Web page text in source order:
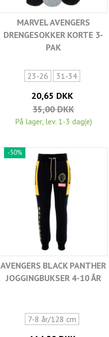
MARVEL AVENGERS
DRENGESOKKER KORTE 3-
PAK
23-26 31-34
20,65 DKK
35,00 DKK
På lager, lev. 1-3 dag(e)
-50%
AVENGERS BLACK PANTHER
JOGGINGBUKSER 4-10 ÅR
7-8 år/128 cm